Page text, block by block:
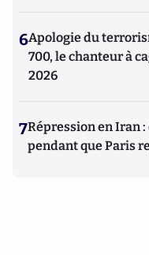
6Apologie du
700, le chanteur à
2026
7Répression en Iran
pendant que Paris